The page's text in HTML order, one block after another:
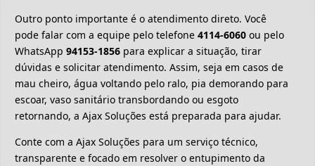
Outro ponto importante é o atendimento direto. Você
pode falar com a equipe pelo telefone 4114-6060 ou pelo
WhatsApp 94153-1856 para explicar a situação, tirar
dúvidas e solicitar atendimento. Assim, seja em casos de
mau cheiro, água voltando pelo ralo, pia demorando para
escoar, vaso sanitário transbordando ou esgoto
retornando, a Ajax Soluções está preparada para ajudar.
Conte com a Ajax Soluções para um serviço técnico,
transparente e focado em resolver o entupimento da